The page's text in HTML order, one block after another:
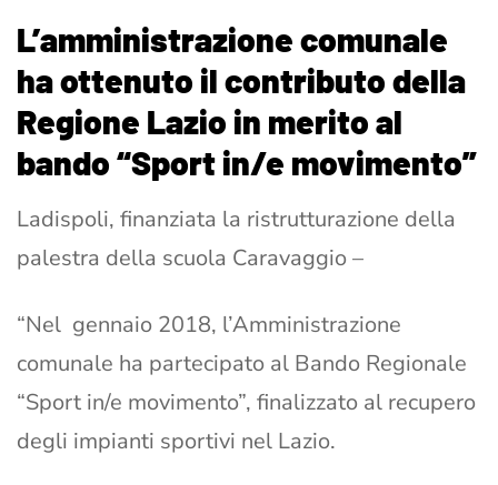
L’amministrazione comunale
ha ottenuto il contributo della
Regione Lazio in merito al
bando “Sport in/e movimento”
Ladispoli, finanziata la ristrutturazione della
palestra della scuola Caravaggio –
“Nel gennaio 2018, l’Amministrazione
comunale ha partecipato al Bando Regionale
“Sport in/e movimento”, finalizzato al recupero
degli impianti sportivi nel Lazio.